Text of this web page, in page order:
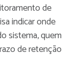
de
indicar onde
sistema, quem
de retenção